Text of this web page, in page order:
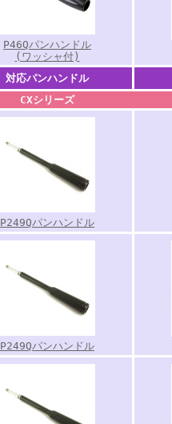
P46Qパンハンドル
(ワッシャ付)
対応パンハンドル
CXシリーズ
P249Qパンハンドル
P249Qパンハンドル